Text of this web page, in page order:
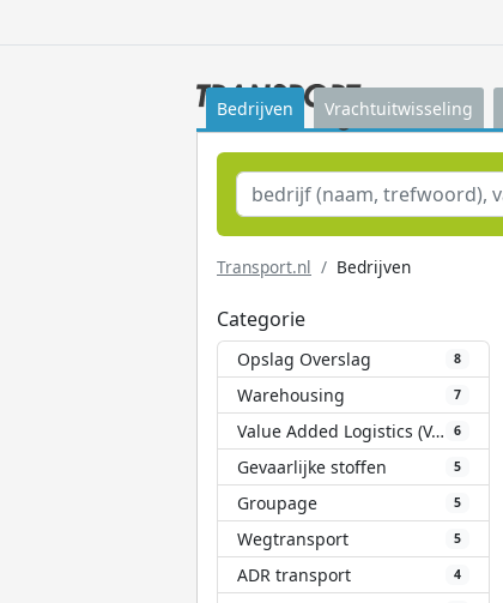
Bedrijven Vrachtuitwisseling
Transport.nl Bedrijven
Categorie
Opslag Overslag 8
Warehousing 7
Value Added Logistics (VAL) 6
Gevaarlijke stoffen 5
Groupage 5
Wegtransport 5
ADR transport 4